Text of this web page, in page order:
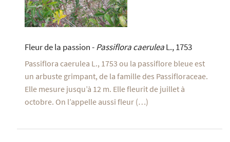
Fleur de la passion -Passiflora caeruleaL., 1753
Passiflora caerulea L., 1753 ou la passiflore bleue est
un arbuste grimpant, de la famille des Passifloraceae.
Elle mesure jusqu’à 12 m. Elle fleurit de juillet à
octobre. On l’appelle aussi fleur (…)